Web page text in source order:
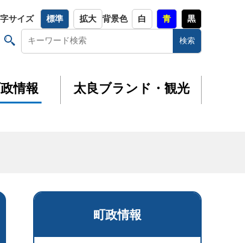
サイズ 標準 拡大 背景色 白 青 黒
情報 太良ブランド・観光
町政情報